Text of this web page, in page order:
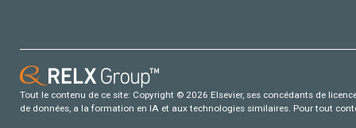
Tout le contenu de ce site: Copyright © 2026 Elsevier, ses concédants de
de données, a la formation en IA et aux technologies similaires. Pour tout